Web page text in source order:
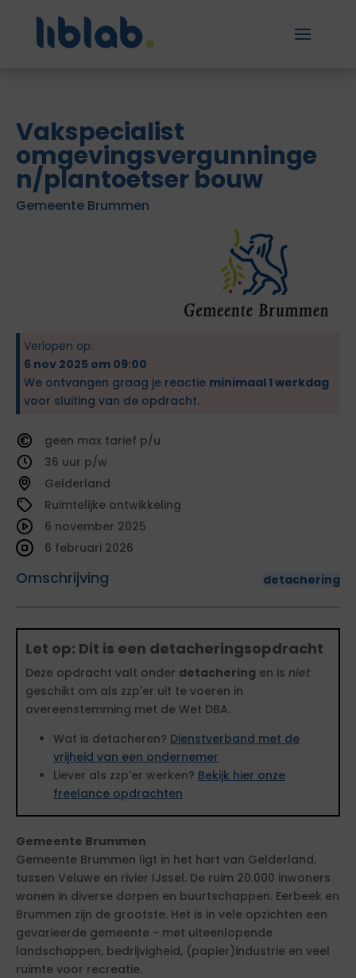
Vakspecialist
omgevingsvergunninge
n/plantoetser bouw
Gemeente Brummen
Verlopen op:
6 nov 2025 om 09:00
We ontvangen graag je reactie minimaal 1 werkdag
voor sluiting van de opdracht.
geen
tarief
36
Gelderland
Ruimtelijke ontwikkeling
Omschrijving detachering
6 november 2025
6 februari 2026
Let op: Dit is een detacheringsopdracht
Deze opdracht valt onder detachering en is niet
geschikt om als zzp'er uit te voeren in
overeenstemming met de Wet DBA.
Wat is detacheren? Dienstverband met de
vrijheid van een ondernemer
Liever als zzp'er werken? Bekijk hier onze
freelance opdrachten
Gemeente Brummen
Gemeente Brummen ligt in het hart van Gelderland,
tussen Veluwe en rivier IJssel. De ruim 20.000 inwoners
wonen in diverse dorpen en buurtschappen. Eerbeek en
Brummen zijn de grootste. Het is in vele opzichten een
gevarieerde gemeente - met uiteenlopende
landschappen, bedrijvigheid, (papier)industrie en veel
ruimte voor recreatie.